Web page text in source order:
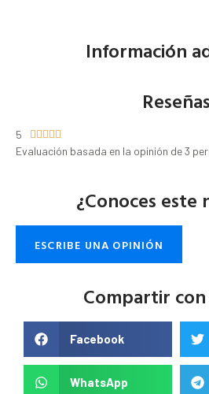
Información
Reseñas
5     
Evaluación basada en la opinión de 3
¿Conoces este
ESCRIBE UNA OPINIÓN
Compartir con
Facebook
WhatsApp